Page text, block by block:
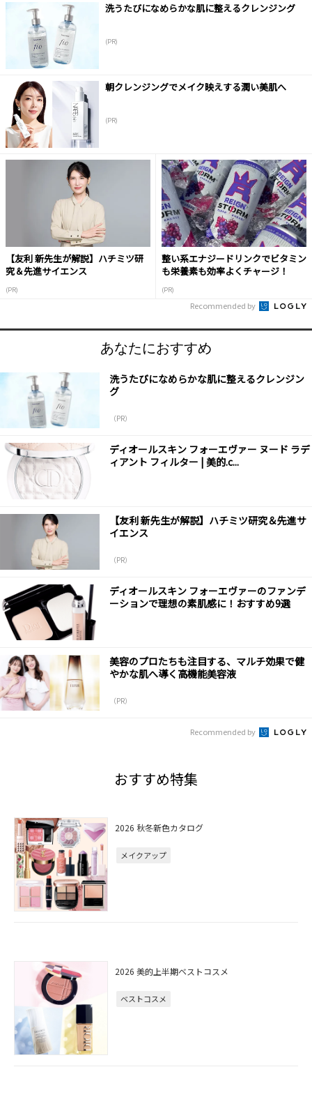
洗うたびになめらかな肌に整えるクレンジング
(PR)
朝クレンジングでメイク映えする潤い美肌へ
(PR)
【友利 新先生が解説】ハチミツ研
究＆先進サイエンス
(PR)
整い系エナジードリンクでビタミン
も栄養素も効率よくチャージ！
(PR)
Recommended by
あなたにおすすめ
洗うたびになめらかな肌に整えるクレンジン
グ
（PR）
ディオールスキン フォーエヴァー ヌード ラデ
ィアント フィルター | 美的.c...
【友利 新先生が解説】ハチミツ研究＆先進サ
イエンス
（PR）
ディオールスキン フォーエヴァーのファンデ
ーションで理想の素肌感に！おすすめ9選
美容のプロたちも注目する、マルチ効果で健
やかな肌へ導く高機能美容液
（PR）
Recommended by
おすすめ特集
2026 秋冬新色カタログ
メイクアップ
2026 美的上半期ベストコスメ
ベストコスメ